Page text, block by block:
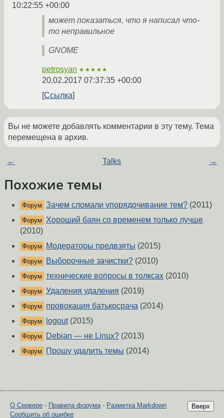
10:22:55 +00:00
может показаться, что я написал что-
то неправильное
GNOME
petrosyan ★★★★★
20.02.2017 07:37:35 +00:00
Ссылка
Вы не можете добавлять комментарии в эту тему. Тема
перемещена в архив.
← Talks →
Похожие темы
Форум Зачем сломали упорядочивание тем? (2011)
Форум
Хороший баян со временем только лучше
(2010)
Форум Модераторы предвзяты (2015)
Форум Выборочные зачистки? (2010)
Форум технические вопросы в толксах (2010)
Форум Удаления удаления (2019)
Форум провокация батькосрача (2014)
Форум logout(2015)
Форум Debian — не Linux? (2013)
Форум Прошу удалить темы (2014)
Вверх
О Сервере - Правила форума- Разметка Markdown
Сообщить об ошибке